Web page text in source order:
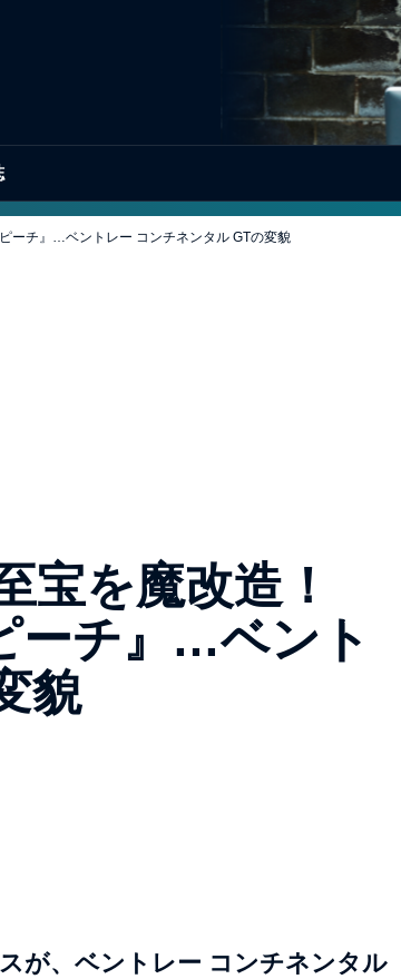
ーチ』…ベントレー コンチネンタル GTの変貌
宝を魔改造！
ーチ』…ベント
貌
が、ベントレー コンチネンタル